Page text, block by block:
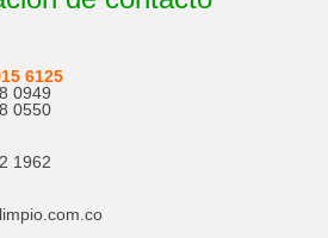
6125
0949
0550
1962